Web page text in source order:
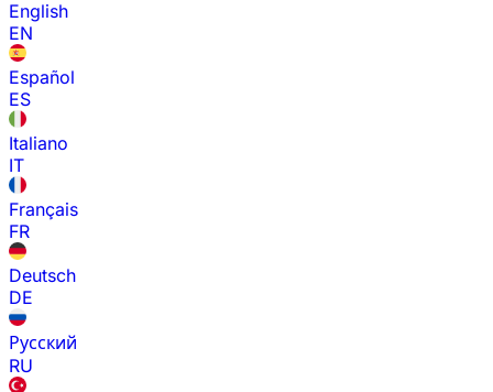
English
EN
Español
ES
Italiano
IT
Français
FR
Deutsch
DE
Русский
RU